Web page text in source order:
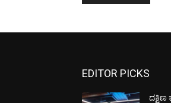
EDITOR PICKS